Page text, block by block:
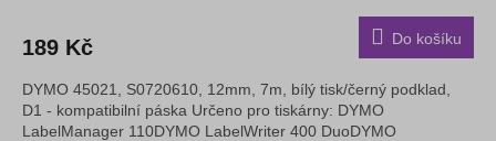
189 Kč Do košíku
DYMO 45021, S0720610, 12mm, 7m, bílý tisk/černý podklad,
D1 - kompatibilní páska Určeno pro tiskárny: DYMO
LabelManager 110DYMO LabelWriter 400 DuoDYMO